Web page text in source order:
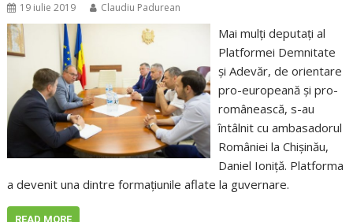
19 iulie 2019 Claudiu Padurean
Mai mulţi deputaţi al
Platformei Demnitate
şi Adevăr, de orientare
pro-europeană şi pro-
românească, s-au
întâlnit cu ambasadorul
României la Chişinău,
Daniel Ioniţă. Platforma
a devenit una dintre formaţiunile aflate la guvernare.
READ MORE